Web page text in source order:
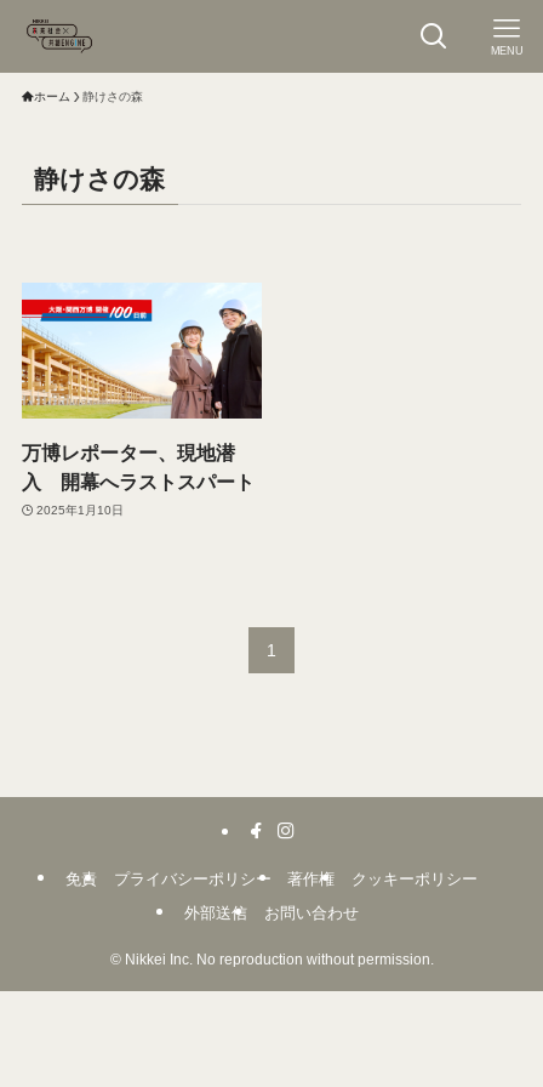
MENU
ホーム 静けさの森
静けさの森
万博レポーター、現地潜
入 開幕へラストスパート
2025年1月10日
1
免責 プライバシーポリシー 著作権
クッキーポリシー
外部送信
お問い合わせ
©Nikkei Inc. No reproduction without permission.